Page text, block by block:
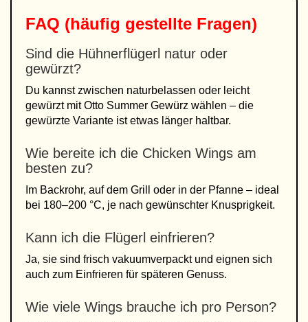
FAQ (häufig gestellte Fragen)
Sind die Hühnerflügerl natur oder
gewürzt?
Du kannst zwischen naturbelassen oder leicht
gewürzt mit Otto Summer Gewürz wählen – die
gewürzte Variante ist etwas länger haltbar.
Wie bereite ich die Chicken Wings am
besten zu?
Im Backrohr, auf dem Grill oder in der Pfanne – ideal
bei 180–200 °C, je nach gewünschter Knusprigkeit.
Kann ich die Flügerl einfrieren?
Ja, sie sind frisch vakuumverpackt und eignen sich
auch zum Einfrieren für späteren Genuss.
Wie viele Wings brauche ich pro Person?